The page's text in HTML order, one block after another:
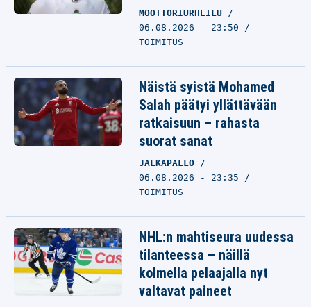
MOOTTORIURHEILU
06.08.2026 - 23:50
TOIMITUS
Näistä syistä Mohamed
Salah päätyi yllättävään
ratkaisuun – rahasta
suorat sanat
JALKAPALLO
06.08.2026 - 23:35
TOIMITUS
NHL:n mahtiseura uudessa
tilanteessa – näillä
kolmella pelaajalla nyt
valtavat paineet